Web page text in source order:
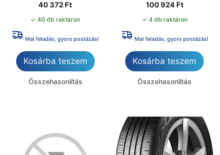
40 372 Ft
✓ 40 db raktáron
Mai feladás, gyors postázás!
Kosárba teszem
Összehasonlítás
100 924 Ft
✓ 4 db raktáron
Mai feladás, gyors postázás!
Kosárba teszem
Összehasonlítás